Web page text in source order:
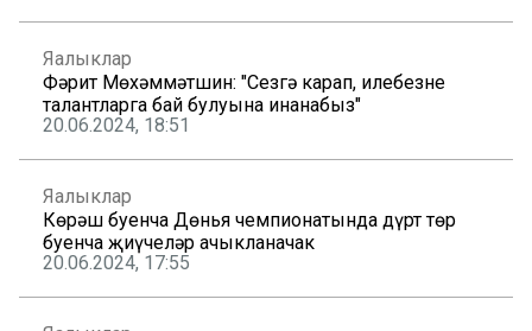
Яңалыклар
Фәрит Мөхәммәтшин: "Сезгә карап, илебезнең
талантларга бай булуына инанабыз"
20.06.2024, 18:51
Яңалыклар
Көрәш буенча Дөнья чемпионатында дүрт төр
буенча җиңүчеләр ачыкланачак
20.06.2024, 17:55